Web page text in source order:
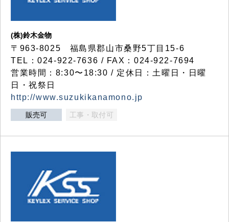
(株)鈴木金物
〒963-8025 福島県郡山市桑野5丁目15-6
TEL：024-922-7636 / FAX：024-922-7694
営業時間：8:30〜18:30 / 定休日：土曜日・日曜
日・祝祭日
http://www.suzukikanamono.jp
販売可 工事・取付可